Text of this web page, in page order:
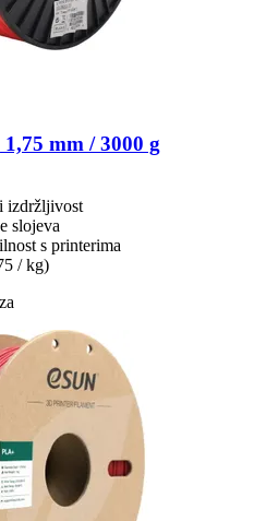
mm / 3000 g
izdržljivost
slojeva
s printerima
/ kg)